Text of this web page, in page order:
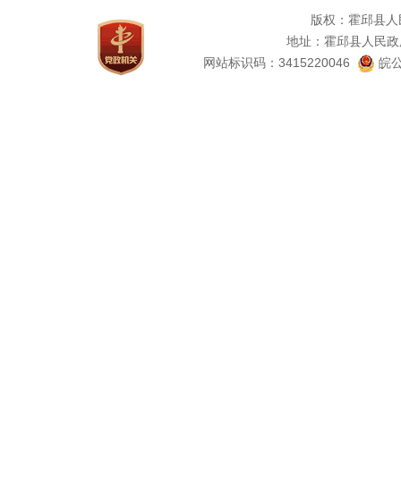
版权：霍邱县
地址：霍邱县人民
网站标识码：3415220046
皖